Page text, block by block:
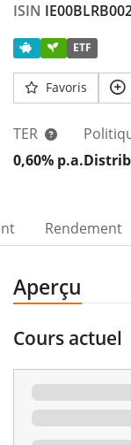
ISIN
ETF
Favoris
TER
0,60% p.a.
Rendement
Aperçu
Cours actuel